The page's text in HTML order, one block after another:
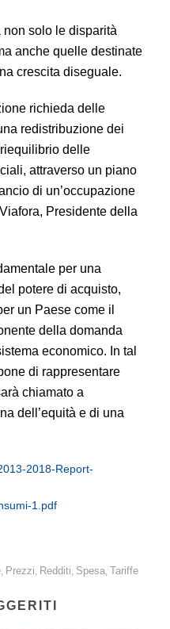
non solo le disparità
anche quelle destinate
crescita diseguale.
richieda delle
redistribuzione dei
delle
attraverso un piano
di un’occupazione
Presidente della
per una
potere di acquisto,
un Paese come il
della domanda
economico. In tal
di rappresentare
chiamato a
dell’equità e di una
2018-Report-
1.pdf
, Prezzi, Redditi, Spesa, Tariffe